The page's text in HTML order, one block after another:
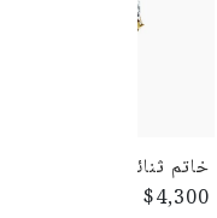
خاتم ثنائي
$4,300